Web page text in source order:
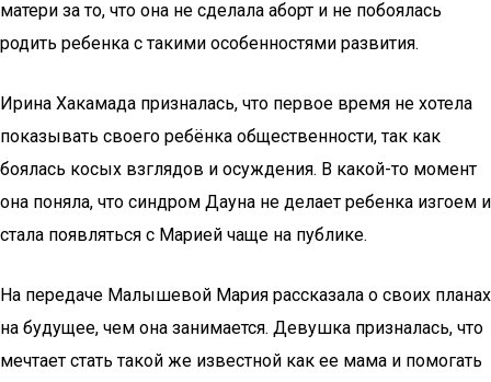
матери за то, что она не сделала аборт и не побоялась
родить ребенка с такими особенностями развития.
Ирина Хакамада призналась, что первое время не хотела
показывать своего ребёнка общественности, так как
боялась косых взглядов и осуждения. В какой-то момент
она поняла, что синдром Дауна не делает ребенка изгоем и
стала появляться с Марией чаще на публике.
На передаче Малышевой Мария рассказала о своих планах
на будущее, чем она занимается. Девушка призналась, что
мечтает стать такой же известной как ее мама и помогать